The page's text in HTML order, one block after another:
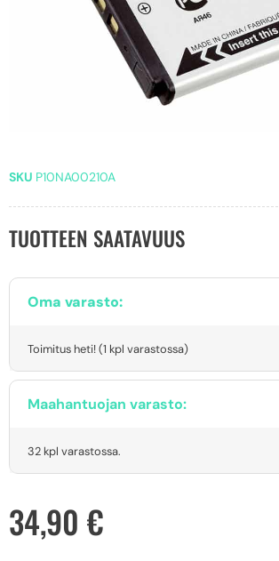
SKU P10NA00210A
TUOTTEEN SAATAVUUS
Oma varasto:
Toimitus heti! (1 kpl varastossa)
Maahantuojan varasto:
32 kpl varastossa.
34,90 €